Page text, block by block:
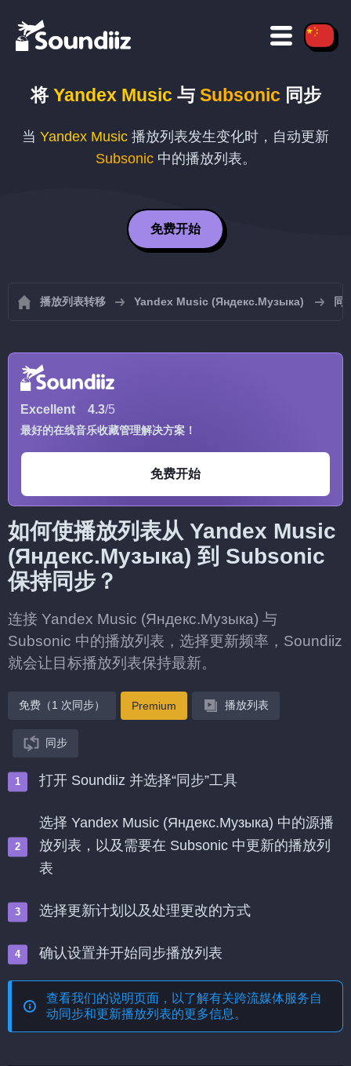
将 Yandex Music 与 Subsonic 同步
当 Yandex Music 播放列表发生变化时，自动更新
Subsonic中的播放列表。
免费开始
播放列表转移 Yandex Music (Яндекс.Музыка) 同
Excellent 4.3/5
最好的在线音乐收藏管理解决方案！
免费开始
如何使播放列表从 Yandex Music
(Яндекс.Музыка) 到 Subsonic
保持同步？
连接 Yandex Music (Яндекс.Музыка) 与
Subsonic 中的播放列表，选择更新频率，Soundiiz
就会让目标播放列表保持最新。
免费（1 次同步） Premium 播放列表
同步
打开 Soundiiz 并选择“同步”工具
选择 Yandex Music (Яндекс.Музыка) 中的源播
放列表，以及需要在 Subsonic 中更新的播放列
表
选择更新计划以及处理更改的方式
确认设置并开始同步播放列表
查看我们的说明页面，以了解有关跨流媒体服务自
动同步和更新播放列表的更多信息。